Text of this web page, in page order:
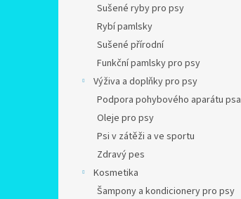
Sušené ryby pro psy
Rybí pamlsky
Sušené přírodní
Funkční pamlsky pro psy
Výživa a doplňky pro psy
Podpora pohybového aparátu psa
Oleje pro psy
Psi v zátěži a ve sportu
Zdravý pes
Kosmetika
Šampony a kondicionery pro psy